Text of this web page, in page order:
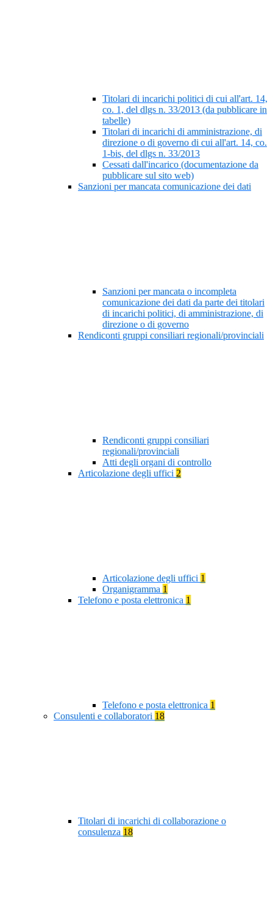
Titolari di incarichi politici di cui all'art. 14,
co. 1, del dlgs n. 33/2013 (da pubblicare in
tabelle)
Titolari di incarichi di amministrazione, di
direzione o di governo di cui all'art. 14, co.
1-bis, del dlgs n. 33/2013
Cessati dall'incarico (documentazione da
pubblicare sul sito web)
Sanzioni per mancata comunicazione dei dati
Sanzioni per mancata o incompleta
comunicazione dei dati da parte dei titolari
di incarichi politici, di amministrazione, di
direzione o di governo
Rendiconti gruppi consiliari regionali/provinciali
Rendiconti gruppi consiliari
regionali/provinciali
Atti degli organi di controllo
Articolazione degli uffici 2
Articolazione degli uffici 1
Organigramma 1
Telefono e posta elettronica 1
Telefono e posta elettronica 1
Consulenti e collaboratori 18
Titolari di incarichi di collaborazione o
consulenza 18